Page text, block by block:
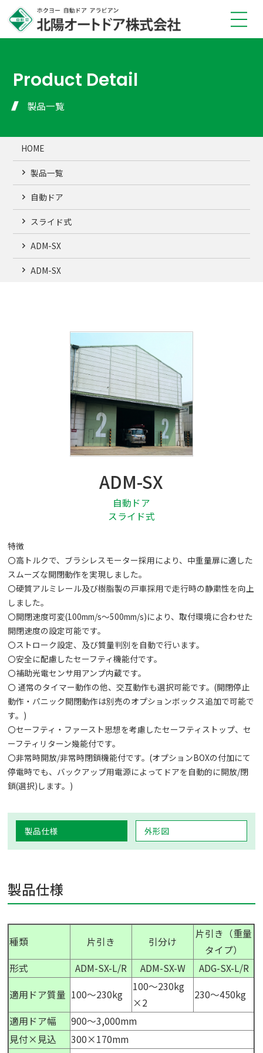
TOP
製品情報
お知らせ 安全に使用するために
プライバシーポリシー
製品見積・ご相談はこちら（平日 9〜17時）
メールでのお問い合わせ
Product Detail
製品一覧
HOME
製品一覧
自動ドア
スライド式
ADM-SX
ADM-SX
ADM-SX
自動ドア
スライド式
特徴
〇高トルクで、ブラシレスモーター採用により、中重量扉に適した
スムーズな開閉動作を実現しました。
〇硬質アルミレール及び樹脂製の戸車採用で走行時の静粛性を向上
しました。
〇開閉速度可変(100mm/s～500mm/s)により、取付環境に合わせた
開閉速度の設定可能です。
〇ストローク設定、及び質量判別を自動で行います。
〇安全に配慮したセーフティ機能付です。
〇補助光電センサ用アンプ内蔵です。
〇 通常のタイマー動作の他、交互動作も選択可能です。(開閉停止
動作・パニック開閉動作は別売のオプションボックス追加で可能で
す。)
〇セーフティ・ファースト思想を考慮したセーフティストップ、セ
ーフティリターン幾能付です。
〇非常時開放/非常時閉鎖機能付です。(オプションBOXの付加にて
停電時でも、バックアップ用電源によってドアを自動的に開放/閉
鎖(選択)します。)
製品仕様 外形図
製品仕様
種類 片引き 引分け
片引き（重量
タイプ）
形式
ADM-SX-L/R ADM-SX-W
ADG-SX-L/R
適用ドア質量 100～230kg
100～230kg
×2
230～450kg
適用ドア幅
900～3,000mm
見付×見込
300×170mm